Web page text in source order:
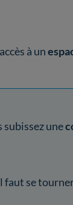
à un
subissez une
faut se